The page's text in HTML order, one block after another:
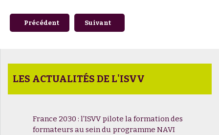
Article précédent : Colloque "Vigne et Vin demain"
Précédent Article suivant : J-4 avant le
Suivant
LES ACTUALITÉS DE L'ISVV
France 2030 : l'ISVV pilote la formation des
formateurs au sein du programme NAVI